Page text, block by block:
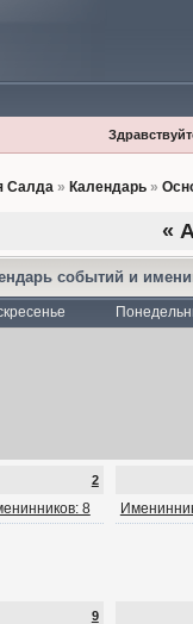
Салда» Календарь»
«
событий и
2
8
9